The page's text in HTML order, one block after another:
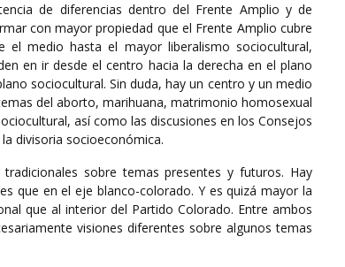
de diferencias dentro del Frente Amplio y de
con mayor propiedad que el Frente Amplio cubre
medio hasta el mayor liberalismo sociocultural,
en ir desde el centro hacia la derecha en el plano
sociocultural. Sin duda, hay un centro y un medio
del aborto, marihuana, matrimonio homosexual
así como las discusiones en los Consejos
divisoria socioeconómica.
sobre temas presentes y futuros. Hay
que en el eje blanco-colorado. Y es quizá mayor la
que al interior del Partido Colorado. Entre ambos
visiones diferentes sobre algunos temas